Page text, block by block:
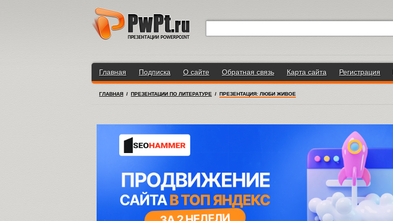
Главная Подписка О сайте Обратная связь Карта сайта Регистрация
ГЛАВНАЯ / ПРЕЗЕНТАЦИИ ПО ЛИТЕРАТУРЕ / ПРЕЗЕНТАЦИЯ: ЛЮБИ ЖИВОЕ